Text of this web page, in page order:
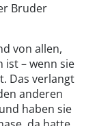
Bruder
von allen,
ist – wenn sie
Das verlangt
anderen
haben sie